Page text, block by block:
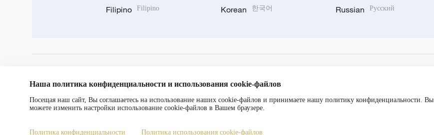
Filipino Filipino Korean 한국어 Russian Русский
Наша политика конфиденциальности и использования cookie-файлов
Посещая наш сайт, Вы соглашаетесь на использование наших cookie-файлов и принимаете нашу политику конфиденциальности. Вы
можете изменить настройки использование cookie-файлов в Вашем браузере.
Политика конфиденциальности Политика использования cookie-файлов